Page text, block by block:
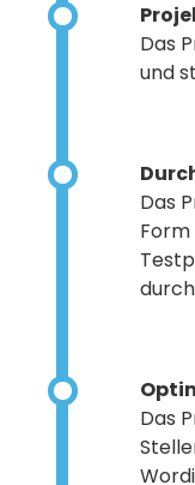
Das
und
Das
Das